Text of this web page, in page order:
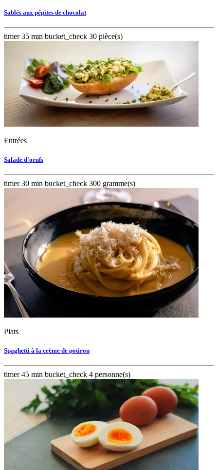
Sablés aux pépites de chocolat
timer35 min bucket_check 30 pièce(s)
Entrées
Salade d'oeufs
timer30 min bucket_check 300 gramme(s)
Plats
Spaghetti à la crème de potiron
timer45 min bucket_check 4 personne(s)